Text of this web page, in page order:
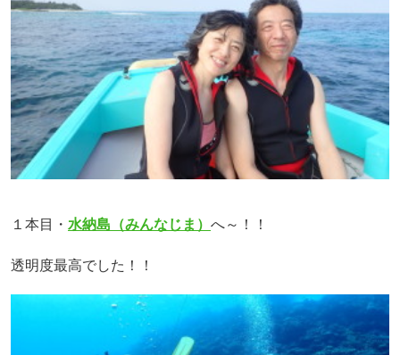
１本目・ 水納島（みんなじま） へ～！！
透明度最高でした！！